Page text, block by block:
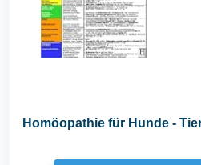
Homöopathie für Hunde -